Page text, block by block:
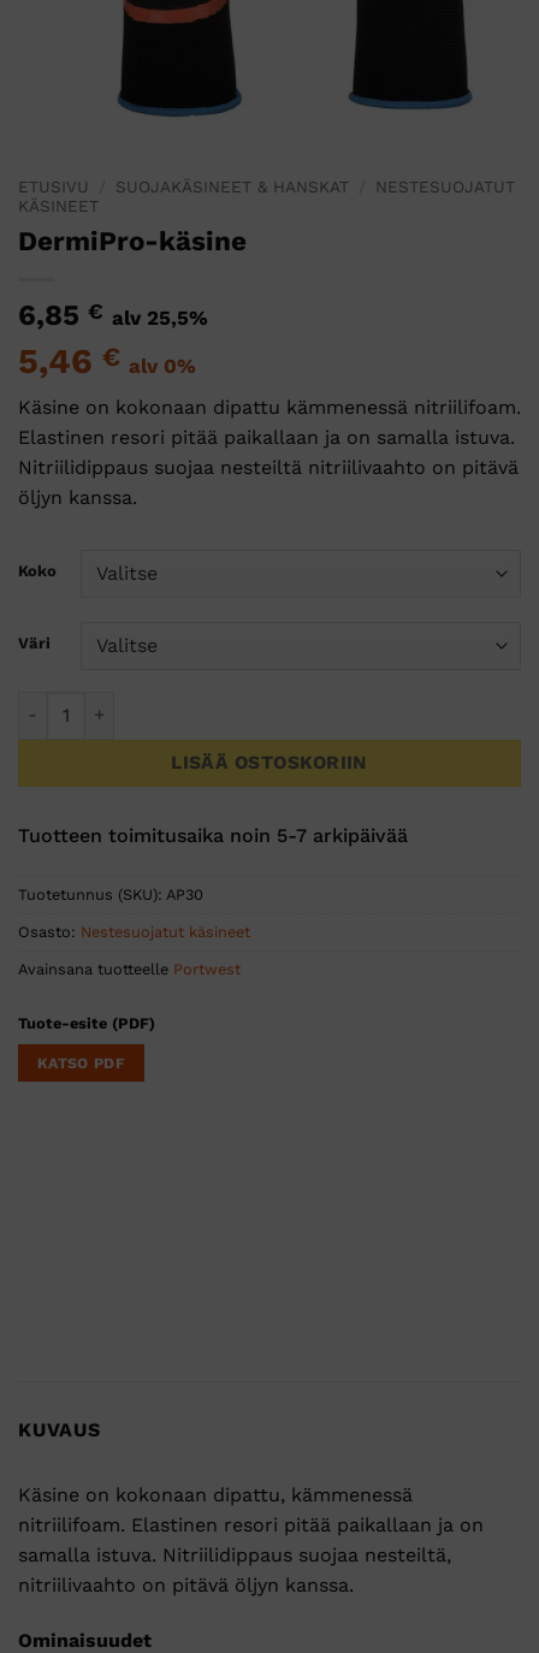
ETUSIVU SUOJAKÄSINEET & HANSKAT
NESTESUOJATUT
KÄSINEET
DermiPro-käsine
6,85 € alv 25,5%
5,46 € alv 0%
Käsine on kokonaan dipattu kämmenessä nitriilifoam.
Elastinen resori pitää paikallaan ja on samalla istuva.
Nitriilidippaus suojaa nesteiltä nitriilivaahto on pitävä
öljyn kanssa.
Koko
Väri
LISÄÄ OSTOSKORIIN
Tuotteen toimitusaika noin 5-7 arkipäivää
Tuotetunnus (SKU): AP30
Osasto: Nestesuojatut käsineet
Avainsana tuotteelle Portwest
Tuote-esite (PDF)
KATSO PDF
KUVAUS
Käsine on kokonaan dipattu, kämmenessä
nitriilifoam. Elastinen resori pitää paikallaan ja on
samalla istuva. Nitriilidippaus suojaa nesteiltä,
nitriilivaahto on pitävä öljyn kanssa.
Ominaisuudet